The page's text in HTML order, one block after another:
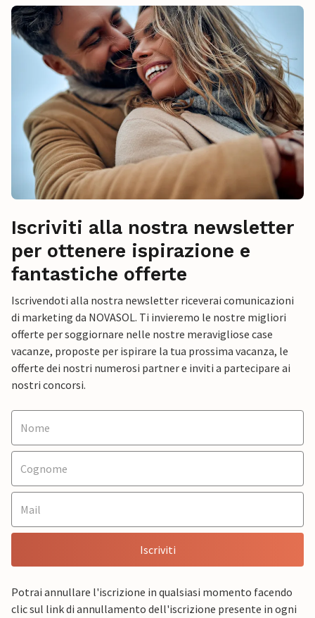
Iscriviti alla nostra newsletter
per ottenere ispirazione e
fantastiche offerte
Iscrivendoti alla nostra newsletter riceverai comunicazioni
di marketing da NOVASOL. Ti invieremo le nostre migliori
offerte per soggiornare nelle nostre meravigliose case
vacanze, proposte per ispirare la tua prossima vacanza, le
offerte dei nostri numerosi partner e inviti a partecipare ai
nostri concorsi.
Iscriviti
Potrai annullare l'iscrizione in qualsiasi momento facendo
clic sul link di annullamento dell'iscrizione presente in ogni